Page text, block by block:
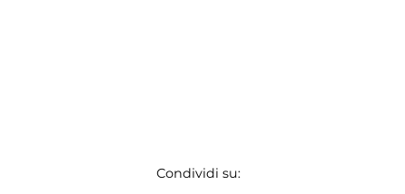
Condividi su: